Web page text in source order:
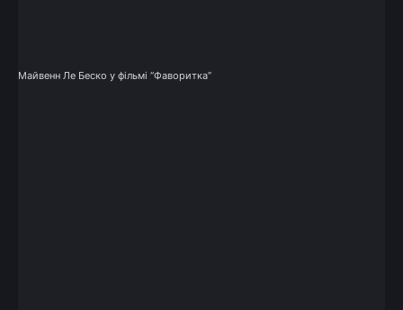
Майвенн Ле Беско у фільмі “Фаворитка”